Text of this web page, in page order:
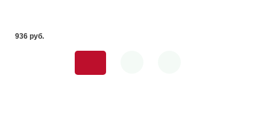
936 pуб.